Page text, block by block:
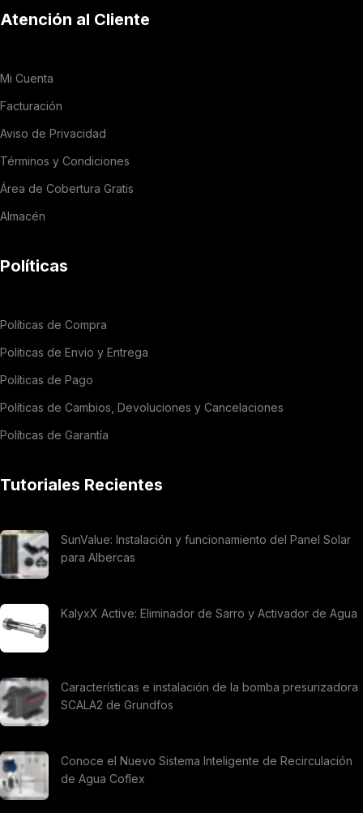
Atención al Cliente
Mi Cuenta
Facturación
Aviso de Privacidad
Términos y Condiciones
Área de Cobertura Gratis
Almacén
Políticas
Políticas de Compra
Politicas de Envio y Entrega
Políticas de Pago
Políticas de Cambios, Devoluciones y Cancelaciones
Políticas de Garantía
Tutoriales Recientes
SunValue: Instalación y funcionamiento del Panel Solar
para Albercas
KalyxX Active: Eliminador de Sarro y Activador de Agua
Características e instalación de la bomba presurizadora
SCALA2 de Grundfos
Conoce el Nuevo Sistema Inteligente de Recirculación
de Agua Coflex